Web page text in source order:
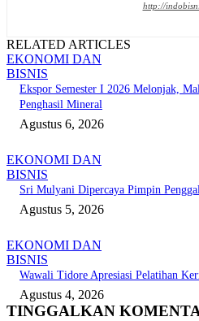
http://
RELATED ARTICLES
EKONOMI DAN
BISNIS
Ekspor Semester I 2026 Melonjak,
Penghasil Mineral
Agustus 6, 2026
EKONOMI DAN
BISNIS
Sri Mulyani Dipercaya Pimpin
Agustus 5, 2026
EKONOMI DAN
BISNIS
Wawali Tidore Apresiasi Pelatihan
Agustus 4, 2026
TINGGALKAN